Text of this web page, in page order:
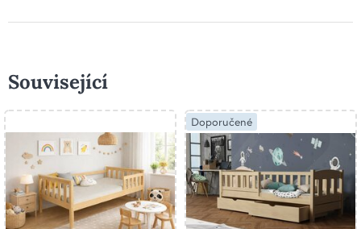
Související
Doporučené